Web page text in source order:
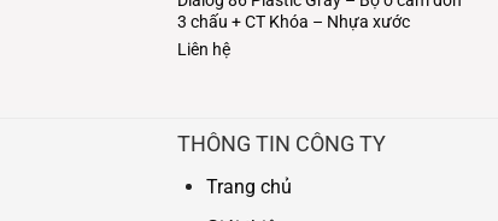
3 chấu + CT Khóa – Nhựa xước
Liên hệ
THÔNG TIN CÔNG TY
Trang chủ